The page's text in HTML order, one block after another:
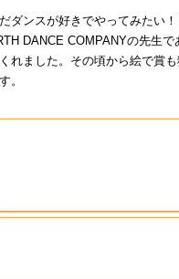
ダンスが好きでやってみたい
DANCE COMPANYの先生
れました。その頃から絵で賞
。